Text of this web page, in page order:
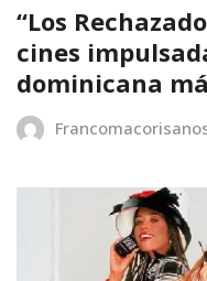
“Los
cines
dominicana